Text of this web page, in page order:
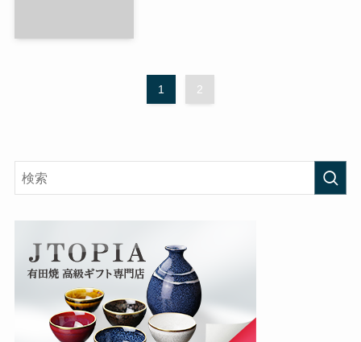
1 2